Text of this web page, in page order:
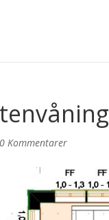
0 Kommentarer